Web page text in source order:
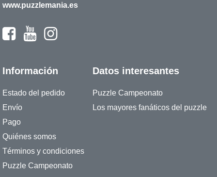
www.puzzlemania.es
Información
Estado del pedido
Envío
Pago
Quiénes somos
Términos y condiciones
Puzzle Campeonato
Datos interesantes
Puzzle Campeonato
Los mayores fanáticos del puzzle